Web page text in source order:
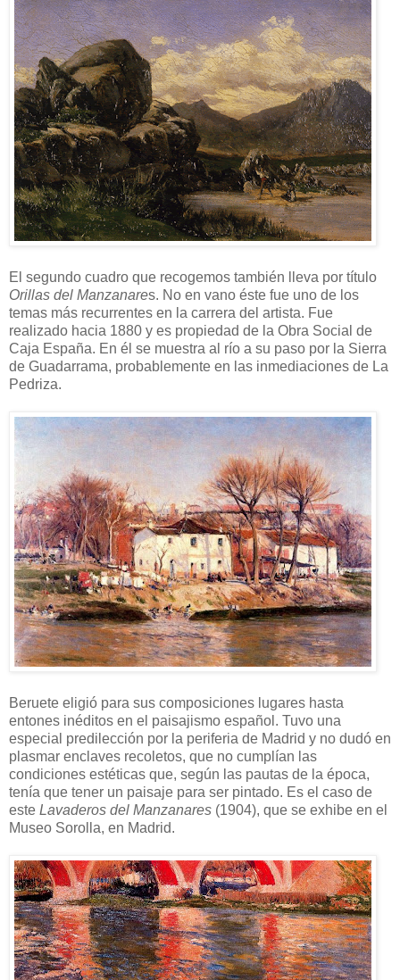
El segundo cuadro que recogemos también lleva por título
Orillas del Manzanares. No en vano éste fue uno de los
temas más recurrentes en la carrera del artista. Fue
realizado hacia 1880 y es propiedad de la Obra Social de
Caja España. En él se muestra al río a su paso por la Sierra
de Guadarrama, probablemente en las inmediaciones de La
Pedriza.
Beruete eligió para sus composiciones lugares hasta
entones inéditos en el paisajismo español. Tuvo una
especial predilección por la periferia de Madrid y no dudó en
plasmar enclaves recoletos, que no cumplían las
condiciones estéticas que, según las pautas de la época,
tenía que tener un paisaje para ser pintado. Es el caso de
este Lavaderos del Manzanares (1904), que se exhibe en el
Museo Sorolla, en Madrid.